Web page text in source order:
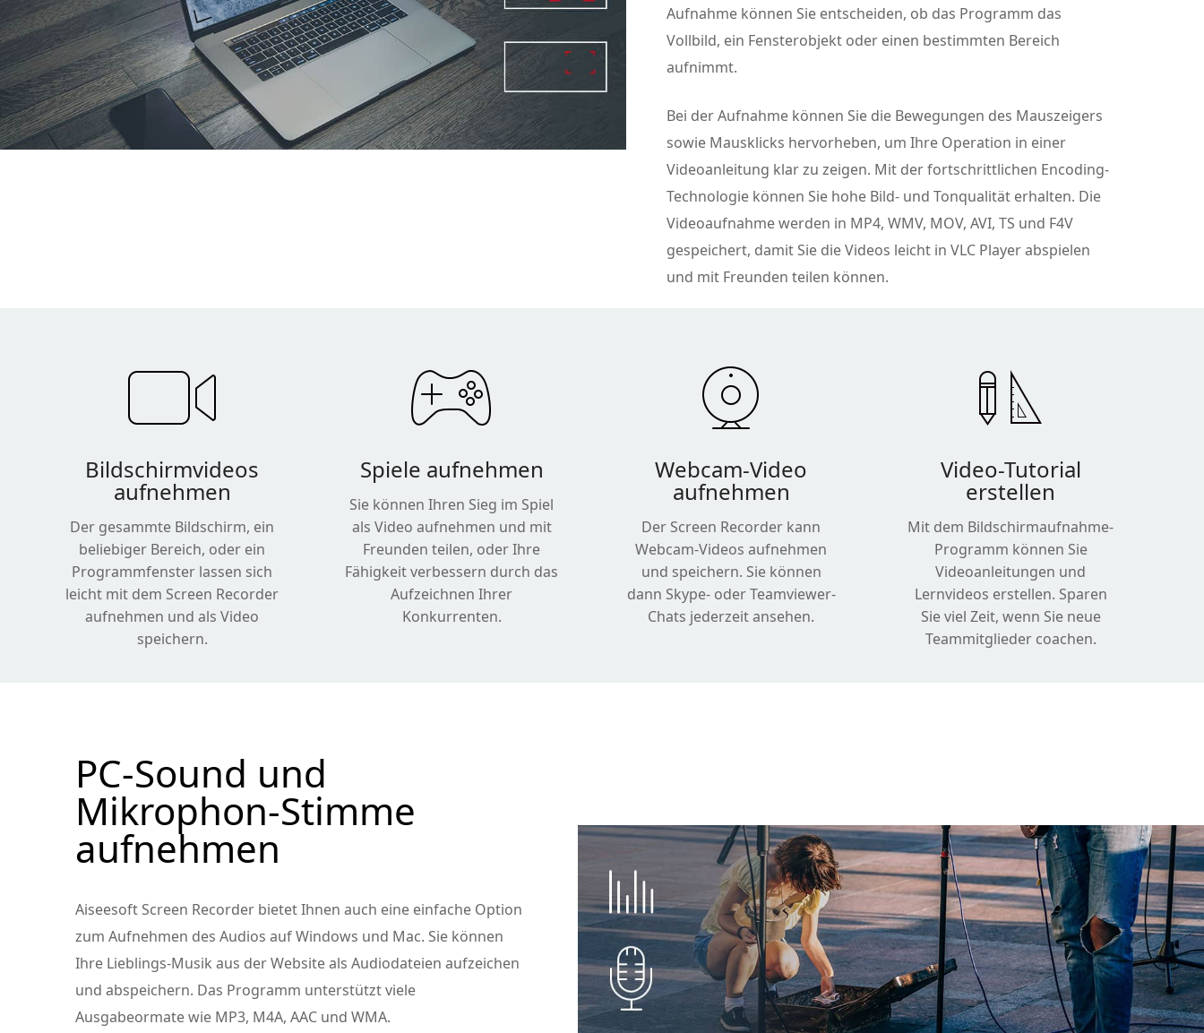
Aufnahme können Sie entscheiden, ob das Programm das
Vollbild, ein Fensterobjekt oder einen bestimmten Bereich
aufnimmt.
Bei der Aufnahme können Sie die Bewegungen des Mauszeigers
sowie Mausklicks hervorheben, um Ihre Operation in einer
Videoanleitung klar zu zeigen. Mit der fortschrittlichen Encoding-
Technologie können Sie hohe Bild- und Tonqualität erhalten. Die
Videoaufnahme werden in MP4, WMV, MOV, AVI, TS und F4V
gespeichert, damit Sie die Videos leicht in VLC Player abspielen
und mit Freunden teilen können.
Bildschirmvideos
aufnehmen
Der gesammte Bildschirm, ein
beliebiger Bereich, oder ein
Programmfenster lassen sich
leicht mit dem Screen Recorder
aufnehmen und als Video
speichern.
Spiele aufnehmen
Sie können Ihren Sieg im Spiel
als Video aufnehmen und mit
Freunden teilen, oder Ihre
Fähigkeit verbessern durch das
Aufzeichnen Ihrer
Konkurrenten.
Webcam-Video
aufnehmen
Der Screen Recorder kann
Webcam-Videos aufnehmen
und speichern. Sie können
dann Skype- oder Teamviewer-
Chats jederzeit ansehen.
Video-Tutorial
erstellen
Mit dem Bildschirmaufnahme-
Programm können Sie
Videoanleitungen und
Lernvideos erstellen. Sparen
Sie viel Zeit, wenn Sie neue
Teammitglieder coachen.
PC-Sound und
Mikrophon-Stimme
aufnehmen
Aiseesoft Screen Recorder bietet Ihnen auch eine einfache Option
zum Aufnehmen des Audios auf Windows und Mac. Sie können
Ihre Lieblings-Musik aus der Website als Audiodateien aufzeichen
und abspeichern. Das Programm unterstützt viele
Ausgabeormate wie MP3, M4A, AAC und WMA.